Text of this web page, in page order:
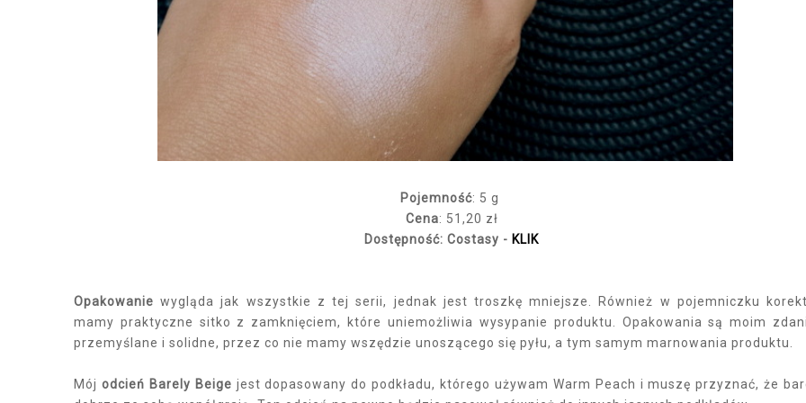
Pojemność: 5 g
Cena: 51,20 zł
Dostępność: Costasy - KLIK
Opakowanie wygląda jak wszystkie z tej serii, jednak jest troszkę mniejsze. Również w pojemniczku
mamy praktyczne sitko z zamknięciem, które uniemożliwia wysypanie produktu. Opakowania są moim
przemyślane i solidne, przez co nie mamy wszędzie unoszącego się pyłu, a tym samym marnowania produktu.
Mój odcień Barely Beige jest dopasowany do podkładu, którego używam Warm Peach i muszę przyznać, że